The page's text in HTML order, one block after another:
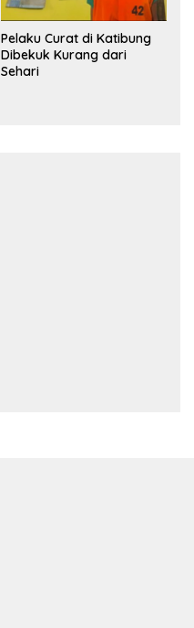
Pelaku Curat di Katibung
Dibekuk Kurang dari
Sehari